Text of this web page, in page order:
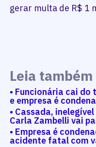
gerar multa de R$ 1
Leia também
• Funcionária cai
e empresa é
• Cassada,
Carla Zambelli vai
• Empresa é
acidente fatal com